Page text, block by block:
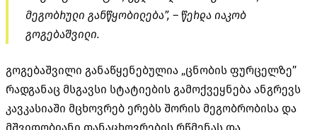
მეგობრული განწყობილება”, – წერდა იაკობ
გოგებაშვილი.
გოგებაშვილი განაწყენებულია „ცნობის ფურცელზე”
რადგანაც მსგავსი სტატიების გამოქვეყნება ანგრევს
კავკასიაში მცხოვრებ ერებს შორის მეგობრობისა და
მშვიდობიანი თანაცხოვრების რწმენას და